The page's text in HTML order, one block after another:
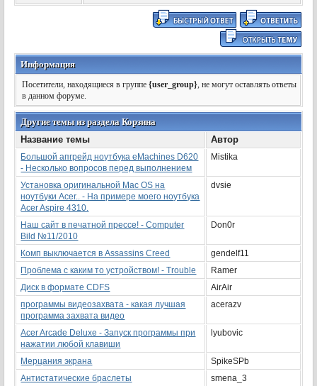
Информация
Посетители, находящиеся в группе{user_group}, не могут оставлять ответы
в данном форуме.
Другие темы из раздела Корзина
Название темы
Автор
Большой апгрейд ноутбука eMachines D620
- Несколько вопросов перед выполнением
Mistika
Установка оригинальной Mac OS на
ноутбуки Acer.. - На примере моего ноутбука
Acer Aspire 4310.
dvsie
Наш сайт в печатной прессе! - Computer
Bild №11/2010
Don0r
Комп выключается в Assassins Creed
gendelf11
Проблема с каким то устройством! - Trouble
Ramer
Диск в формате CDFS
AirAir
программы видеозахвата - какая лучшая
программа захвата видео
acerazv
Acer Arcade Deluxe - Запуск программы при
нажатии любой клавиши
lyubovic
Мерцания экрана
SpikeSPb
Антистатические браслеты
smena_3